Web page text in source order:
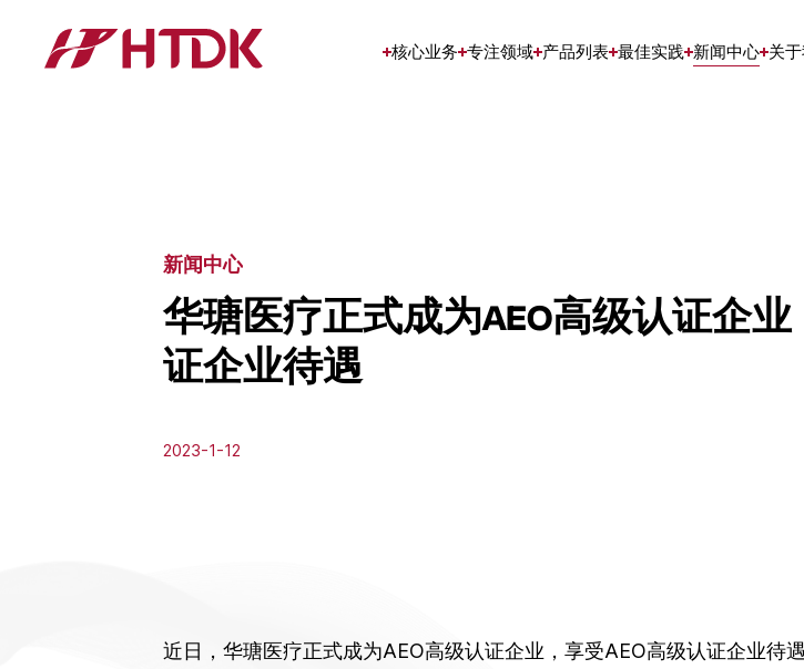
核心业务 专注领域 产品列表 最佳实践 新闻中心 关
新闻中心
华瑭医疗正式成为AEO高级认证企业
证企业待遇
2023-1-12
近日，华瑭医疗正式成为AEO高级认证企业，享受AEO高级认证企业待